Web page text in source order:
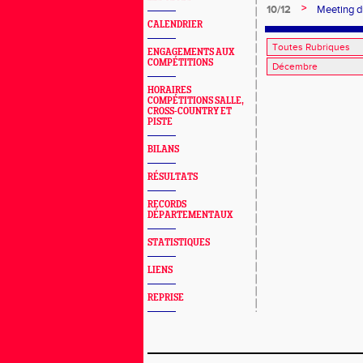
CALENDRIER
ENGAGEMENTS AUX
COMPÉTITIONS
HORAIRES
COMPÉTITIONS SALLE,
CROSS-COUNTRY ET
PISTE
BILANS
RÉSULTATS
RECORDS
DÉPARTEMENTAUX
STATISTIQUES
LIENS
REPRISE
10/12
> Meeting